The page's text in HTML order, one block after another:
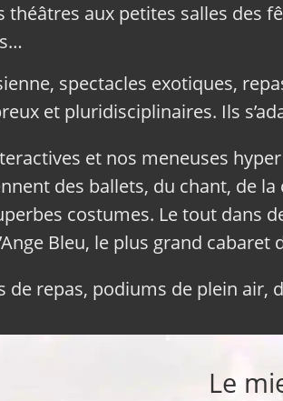
théâtres aux petites salles des
spectacles exotiques,
et pluridisciplinaires. Ils
et nos meneuses
des ballets, du chant, de la
costumes. Le tout dans
Bleu, le plus grand cabaret
de repas, podiums de plein air,
Le